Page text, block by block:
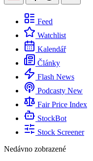
Feed
Watchlist
Kalendář
Články
Flash News
Podcasty New
Fair Price Index
StockBot
Stock Screener
Nedávno zobrazené